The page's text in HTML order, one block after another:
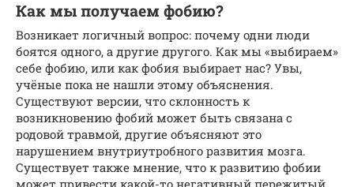
Как мы получаем фобию?
Возникает логичный вопрос: почему одни люди
боятся одного, а другие другого. Как мы «выбираем»
себе фобию, или как фобия выбирает нас? Увы,
учёные пока не нашли этому объяснения.
Существуют версии, что склонность к
возникновению фобий может быть связана с
родовой травмой, другие объясняют это
нарушением внутриутробного развития мозга.
Существует также мнение, что к развитию фобии
может привести какой-то негативный пережитый